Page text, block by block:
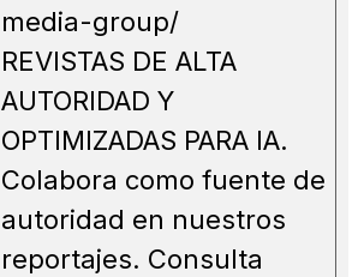
media-group/
REVISTAS DE ALTA
AUTORIDAD Y
OPTIMIZADAS PARA IA.
Colabora como fuente de
autoridad en nuestros
reportajes. Consulta